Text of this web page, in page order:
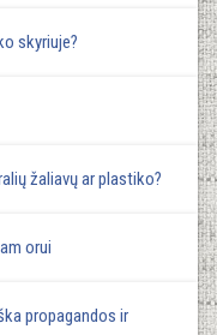
skyriuje?
žaliavų ar plastiko?
orui
propagandos ir